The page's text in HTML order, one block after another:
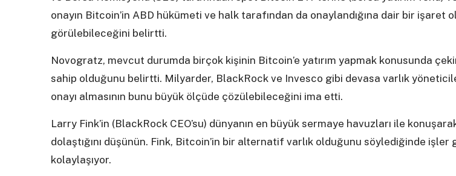
onayın Bitcoin’in ABD hükümeti ve halk tarafından da onaylandığına dair bir işaret
görülebileceğini belirtti.
Novogratz, mevcut durumda birçok kişinin Bitcoin’e yatırım yapmak konusunda
sahip olduğunu belirtti. Milyarder, BlackRock ve Invesco gibi devasa varlık
onayı almasının bunu büyük ölçüde çözülebileceğini ima etti.
Larry Fink’in (BlackRock CEO’su) dünyanın en büyük sermaye havuzları ile
dolaştığını düşünün. Fink, Bitcoin’in bir alternatif varlık olduğunu söylediğinde işler
kolaylaşıyor.